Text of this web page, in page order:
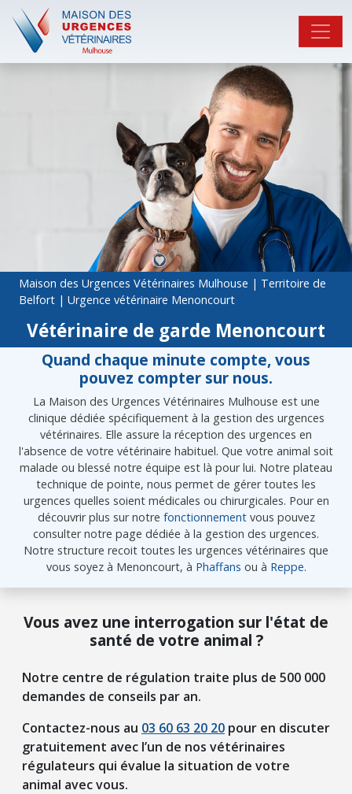
Maison des Urgences Vétérinaires Mulhouse | Territoire de
Belfort | Urgence vétérinaire Menoncourt
Vétérinaire de garde Menoncourt
Quand chaque minute compte, vous
pouvez compter sur nous.
La Maison des Urgences Vétérinaires Mulhouse est une
clinique dédiée spécifiquement à la gestion des urgences
vétérinaires. Elle assure la réception des urgences en
l'absence de votre vétérinaire habituel. Que votre animal soit
malade ou blessé notre équipe est là pour lui. Notre plateau
technique de pointe, nous permet de gérer toutes les
urgences quelles soient médicales ou chirurgicales. Pour en
découvrir plus sur notre fonctionnementvous pouvez
consulter notre page dédiée à la gestion des urgences.
Notre structure recoit toutes les urgences vétérinaires que
vous soyez à Menoncourt, à Phaffans ou à Reppe.
Vous avez une interrogation sur l'état de
santé de votre animal ?
Notre centre de régulation traite plus de 500 000
demandes de conseils par an.
Contactez-nous au 03 60 63 20 20 pour en discuter
gratuitement avec l’un de nos vétérinaires
régulateurs qui évalue la situation de votre
animal avec vous.